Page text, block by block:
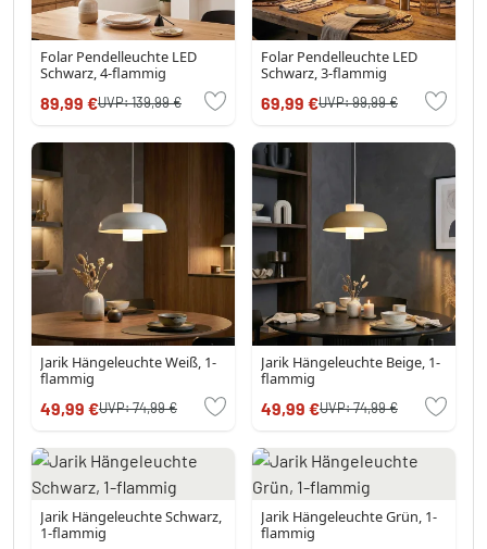
Folar Pendelleuchte LED
Schwarz, 4-flammig
89,99 €UVP:139,99 €
Folar Pendelleuchte LED
Schwarz, 3-flammig
69,99 €UVP:99,99 €
Jarik Hängeleuchte Weiß, 1-
flammig
49,99 €UVP:74,99 €
Jarik Hängeleuchte Beige, 1-
flammig
49,99 €UVP:74,99 €
Jarik Hängeleuchte Schwarz,
1-flammig
Jarik Hängeleuchte Grün, 1-
flammig